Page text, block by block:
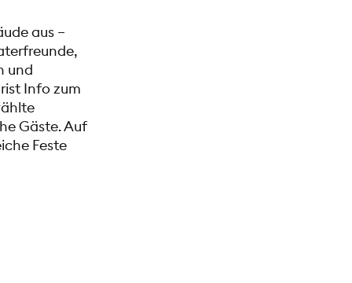
aus –
und
Info zum
Gäste. Auf
Feste